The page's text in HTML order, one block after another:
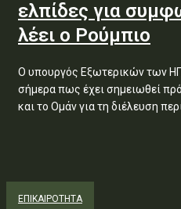
ελπίδες για
λέει ο Ρούμπιο
Ο υπουργός Εξωτερικών των
σήμερα πως έχει σημειωθεί
και το Ομάν για τη διέλευση
ΕΠΙΚΑΙΡΟΤΗΤΑ